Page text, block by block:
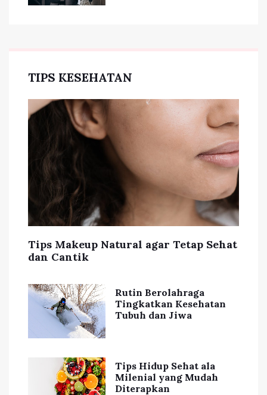
TIPS KESEHATAN
Tips Makeup Natural agar Tetap Sehat
dan Cantik
Rutin Berolahraga
Tingkatkan Kesehatan
Tubuh dan Jiwa
Tips Hidup Sehat ala
Milenial yang Mudah
Diterapkan